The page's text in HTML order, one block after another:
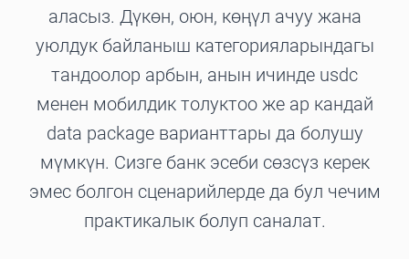
аласыз. Дүкөн, оюн, көңүл ачуу жана
уюлдук байланыш категорияларындагы
тандоолор арбын, анын ичинде usdc
менен мобилдик толуктоо же ар кандай
data package варианттары да болушу
мүмкүн. Сизге банк эсеби сөзсүз керек
эмес болгон сценарийлерде да бул чечим
практикалык болуп саналат.